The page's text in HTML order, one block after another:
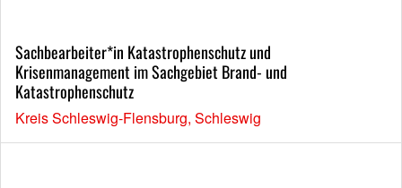
Sachbearbeiter*in Katastrophenschutz und
Krisenmanagement im Sachgebiet Brand- und
Katastrophenschutz
Kreis Schleswig-Flensburg, Schleswig